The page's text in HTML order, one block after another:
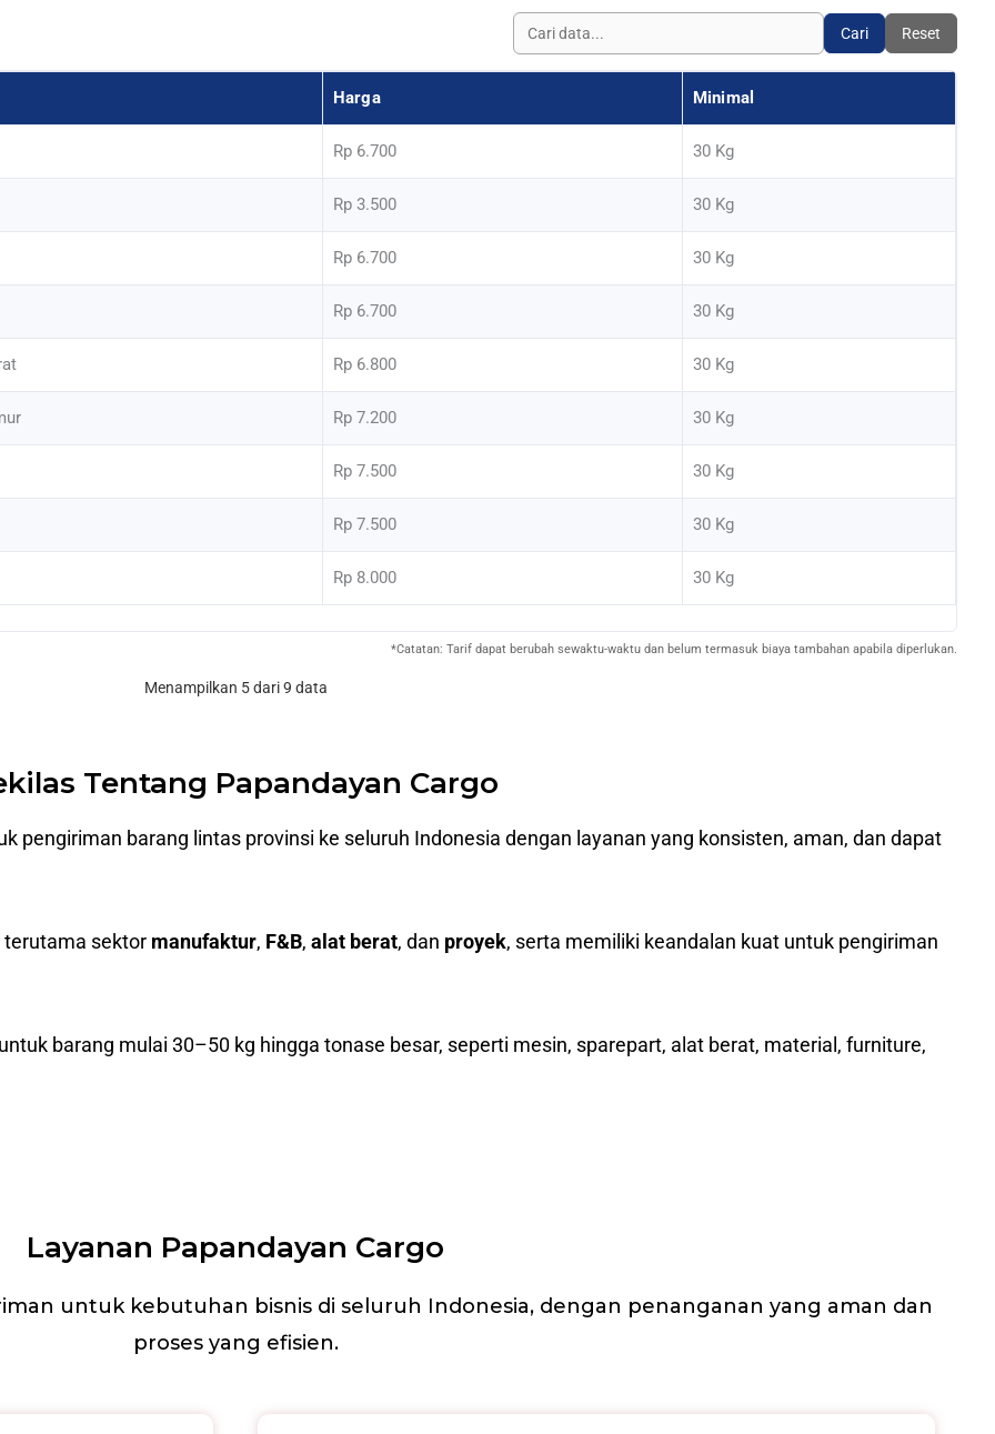
Cari Reset
Harga Minimal
Rp 6.700 30 Kg
Rp 3.500 30 Kg
Rp 6.700 30 Kg
Rp 6.700 30 Kg
Rp 6.800 30 Kg
Rp 7.200 30 Kg
Rp 7.500 30 Kg
Rp 7.500 30 Kg
Rp 8.000 30 Kg
*Catatan: Tarif dapat berubah sewaktu-waktu dan belum termasuk biaya tambahan apabila diperlukan.
Menampilkan 5 dari 9 data
Tentang Papandayan Cargo
pengiriman barang lintas provinsi ke seluruh Indonesia dengan layanan yang konsisten, aman, dan dapat
terutama sektor manufaktur, F&B, alat berat, dan proyek, serta memiliki keandalan kuat untuk pengiriman
barang mulai 30–50 kg hingga tonase besar, seperti mesin, sparepart, alat berat, material, furniture,
Layanan Papandayan Cargo
untuk kebutuhan bisnis di seluruh Indonesia, dengan penanganan yang aman dan
proses yang efisien.